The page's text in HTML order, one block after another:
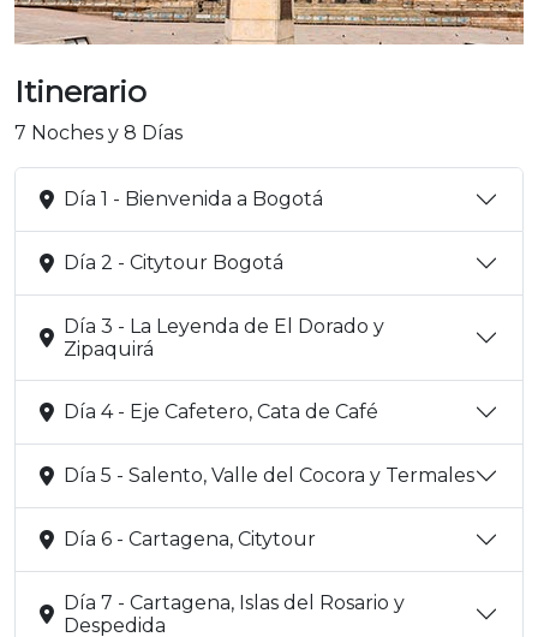
Itinerario
7 Noches y 8 Días
Día 1 - Bienvenida a Bogotá
Día 2 - Citytour Bogotá
Día 3 - La Leyenda de El Dorado y
Zipaquirá
Día 4 - Eje Cafetero, Cata de Café
Día 5 - Salento, Valle del Cocora y Termales
Día 6 - Cartagena, Citytour
Día 7 - Cartagena, Islas del Rosario y
Despedida